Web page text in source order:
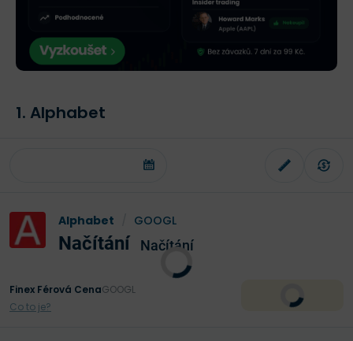
1. Alphabet
Alphabet GOOGL
Načítání Načítání
Finex Férová CenaGOOGL
Co to je?